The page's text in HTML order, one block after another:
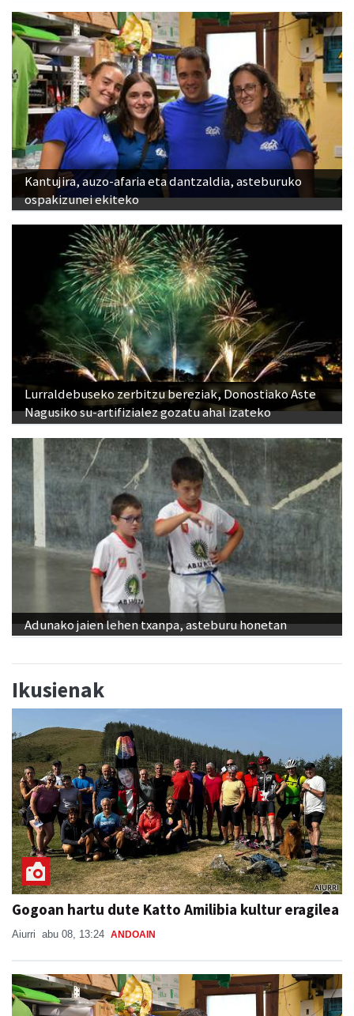
Kantujira, auzo-afaria eta dantzaldia, asteburuko
ospakizunei ekiteko
Lurraldebuseko zerbitzu bereziak, Donostiako Aste
Nagusiko su-artifizialez gozatu ahal izateko
Adunako jaien lehen txanpa, asteburu honetan
Ikusienak
Gogoan hartu dute Katto Amilibia kultur eragilea
Aiurri abu 08, 13:24 ANDOAIN